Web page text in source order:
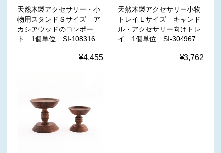
天然木製アクセサリー・小
物用スタンドＳサイズ ア
カシアウッドのコンポー
ト 1個単位 SI-108316
¥4,455
天然木製アクセサリー小物
トレイＬサイズ キャンド
ル・アクセサリー向けトレ
イ 1個単位 SI-304967
¥3,762